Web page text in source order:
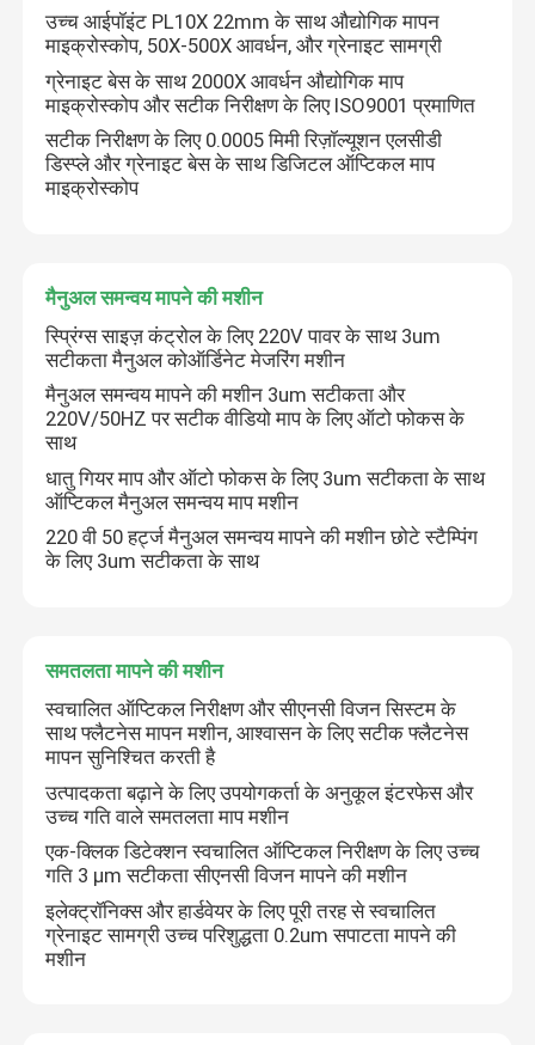
समतलता मापने की मशीन
एओआई परीक्षण मशीन
उच्च आईपॉइंट PL10X 22mm के साथ औद्योगिक मापन
माइक्रोस्कोप, 50X-500X आवर्धन, और ग्रेनाइट सामग्री
ग्रेनाइट बेस के साथ 2000X आवर्धन औद्योगिक माप
माइक्रोस्कोप और सटीक निरीक्षण के लिए ISO9001 प्रमाणित
सटीक निरीक्षण के लिए 0.0005 मिमी रिज़ॉल्यूशन एलसीडी
डिस्प्ले और ग्रेनाइट बेस के साथ डिजिटल ऑप्टिकल माप
माइक्रोस्कोप
मैनुअल समन्वय मापने की मशीन
स्प्रिंग्स साइज़ कंट्रोल के लिए 220V पावर के साथ 3um
सटीकता मैनुअल कोऑर्डिनेट मेजरिंग मशीन
मैनुअल समन्वय मापने की मशीन 3um सटीकता और
220V/50HZ पर सटीक वीडियो माप के लिए ऑटो फोकस के
साथ
धातु गियर माप और ऑटो फोकस के लिए 3um सटीकता के साथ
ऑप्टिकल मैनुअल समन्वय माप मशीन
220 वी 50 हर्ट्ज मैनुअल समन्वय मापने की मशीन छोटे स्टैम्पिंग
के लिए 3um सटीकता के साथ
समतलता मापने की मशीन
स्वचालित ऑप्टिकल निरीक्षण और सीएनसी विजन सिस्टम के
साथ फ्लैटनेस मापन मशीन, आश्वासन के लिए सटीक फ्लैटनेस
मापन सुनिश्चित करती है
उत्पादकता बढ़ाने के लिए उपयोगकर्ता के अनुकूल इंटरफेस और
उच्च गति वाले समतलता माप मशीन
एक-क्लिक डिटेक्शन स्वचालित ऑप्टिकल निरीक्षण के लिए उच्च
गति 3 μm सटीकता सीएनसी विजन मापने की मशीन
इलेक्ट्रॉनिक्स और हार्डवेयर के लिए पूरी तरह से स्वचालित
ग्रेनाइट सामग्री उच्च परिशुद्धता 0.2um सपाटता मापने की
मशीन